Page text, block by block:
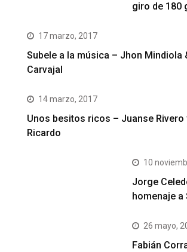
giro de 180
17 marzo, 2017
Subele a la música – Jhon Mindiola
Carvajal
14 marzo, 2017
Unos besitos ricos – Juanse Rivero
Ricardo
10
Jorge
homenaje a
26 mayo,
Fabián